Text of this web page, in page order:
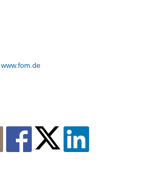
www.fom.de